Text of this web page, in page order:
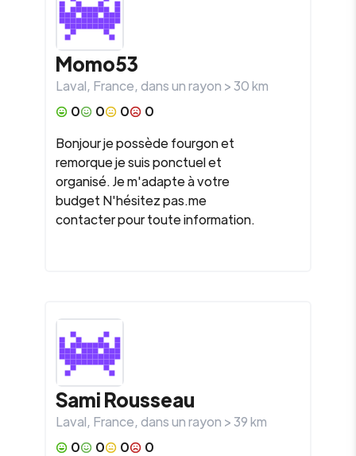
Momo53
Laval, France, dans un rayon >30km
0
0 0
0
Bonjour je possède fourgon et
remorque je suis ponctuel et
organisé. Je m'adapte à votre
budget N'hésitez pas.me
contacter pour toute information.
SamiRousseau
Laval, France, dans un rayon >39km
0
0 0
0